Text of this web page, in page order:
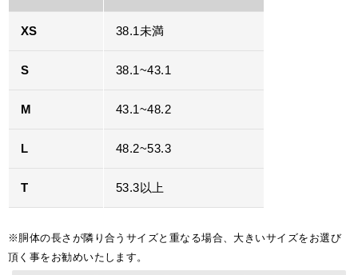
XS 38.1未満
S 38.1~43.1
M 43.1~48.2
L 48.2~53.3
T 53.3以上
※胴体の長さが隣り合うサイズと重なる場合、大きいサイズをお選び
頂く事をお勧めいたします。